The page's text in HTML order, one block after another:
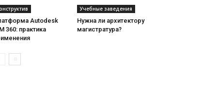
Autodesk
360: практика
Учебные заведения
Нужна ли архитектору
магистратура?